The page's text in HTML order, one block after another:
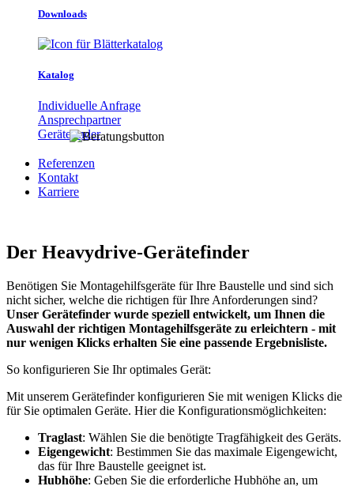
Downloads
Katalog
Individuelle Anfrage
Ansprechpartner
Gerätefinder
Referenzen
Kontakt
Karriere
Der Heavydrive-Gerätefinder
Benötigen Sie Montagehilfsgeräte für Ihre Baustelle und sind sich
nicht sicher, welche die richtigen für Ihre Anforderungen sind?
Unser Gerätefinder wurde speziell entwickelt, um Ihnen die
Auswahl der richtigen Montagehilfsgeräte zu erleichtern - mit
nur wenigen Klicks erhalten Sie eine passende Ergebnisliste.
So konfigurieren Sie Ihr optimales Gerät:
Mit unserem Gerätefinder konfigurieren Sie mit wenigen Klicks die
für Sie optimalen Geräte. Hier die Konfigurationsmöglichkeiten:
Traglast: Wählen Sie die benötigte Tragfähigkeit des Geräts.
Eigengewicht: Bestimmen Sie das maximale Eigengewicht,
das für Ihre Baustelle geeignet ist.
Hubhöhe: Geben Sie die erforderliche Hubhöhe an, um